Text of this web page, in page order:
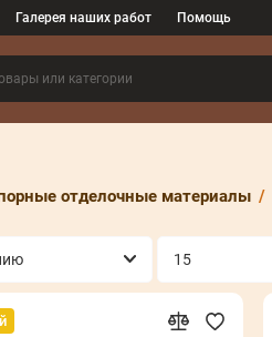
Галерея наших работ Помощь
отделочные материалы